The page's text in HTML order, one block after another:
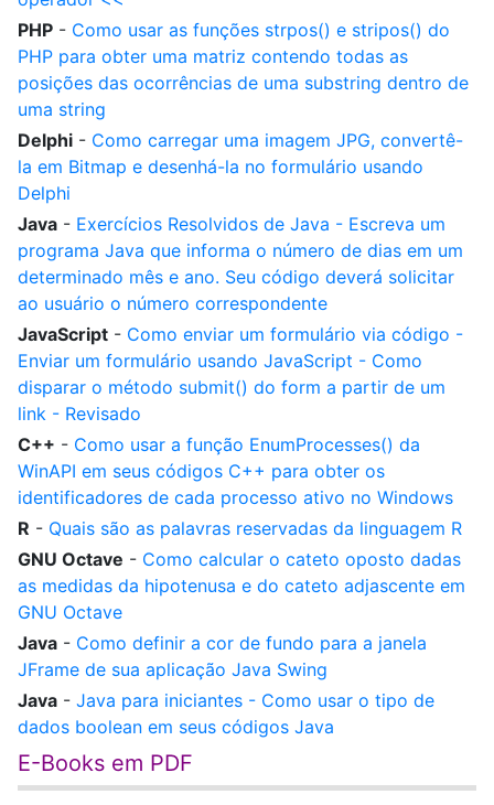
PHP - Como usar as funções strpos() e stripos() do
PHP para obter uma matriz contendo todas as
posições das ocorrências de uma substring dentro de
uma string
Delphi - Como carregar uma imagem JPG, convertê-
la em Bitmap e desenhá-la no formulário usando
Delphi
Java - Exercícios Resolvidos de Java - Escreva um
programa Java que informa o número de dias em um
determinado mês e ano. Seu código deverá solicitar
ao usuário o número correspondente
JavaScript - Como enviar um formulário via código -
Enviar um formulário usando JavaScript - Como
disparar o método submit() do form a partir de um
link - Revisado
C++ - Como usar a função EnumProcesses() da
WinAPI em seus códigos C++ para obter os
identificadores de cada processo ativo no Windows
R - Quais são as palavras reservadas da linguagem R
GNU Octave - Como calcular o cateto oposto dadas
as medidas da hipotenusa e do cateto adjascente em
GNU Octave
Java - Como definir a cor de fundo para a janela
JFrame de sua aplicação Java Swing
Java - Java para iniciantes - Como usar o tipo de
dados boolean em seus códigos Java
E-Books em PDF